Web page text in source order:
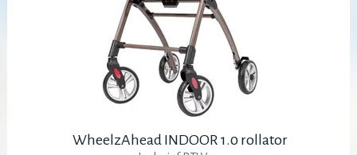
WheelzAhead INDOOR 1.0 rollator